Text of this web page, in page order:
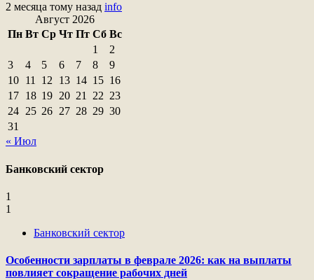
2 месяца тому назад info
Август 2026
Пн Вт Ср Чт Пт Сб Вс
1
2
3
4 5 6 7 8
9
10 11 12 13 14 15 16
17 18 19 20 21 22 23
24 25 26 27 28 29 30
31
« Июл
Банковский сектор
1
1
Банковский сектор
Особенности зарплаты в феврале 2026: как на выплаты
повлияет сокращение рабочих дней